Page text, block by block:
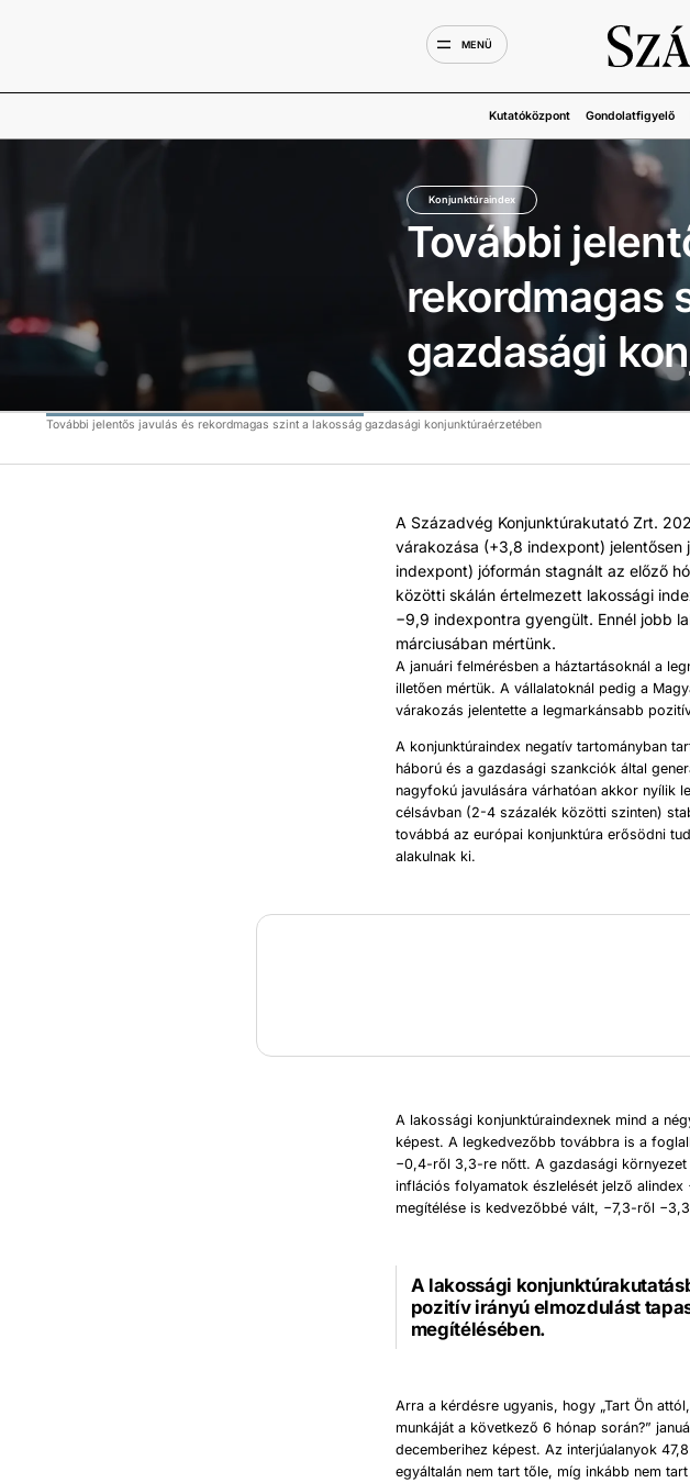
MENÜ
Kutatóközpont Gondolatfigyelő
Konjunktúraindex
További
rekordmagas
gazdasági
További jelentős javulás és rekordmagas szint a lakosság gazdasági konjunktúraérzetében
A Századvég Konjunktúrakutató Zrt.
várakozása (+3,8 indexpont)
indexpont) jóformán stagnált az előző
közötti skálán értelmezett lakossági
−9,9 indexpontra gyengült. Ennél jobb
márciusában mértünk.
A januári felmérésben a háztartásoknál a
illetően mértük. A vállalatoknál pedig a
várakozás jelentette a legmarkánsabb
A konjunktúraindex negatív tartományban
háború és a gazdasági szankciók által
nagyfokú javulására várhatóan akkor nyílik
célsávban (2-4 százalék közötti szinten)
továbbá az európai konjunktúra erősödni
alakulnak ki.
A lakossági konjunktúraindexnek mind a
képest. A legkedvezőbb továbbra is a
−0,4-ről 3,3-re nőtt. A gazdasági környezet
inflációs folyamatok észlelését jelző
megítélése is kedvezőbbé vált, −7,3-ről
A lakossági
pozitív irányú elmozdulást
megítélésében.
Arra a kérdésre ugyanis, hogy „Tart Ön
munkáját a következő 6 hónap során?”
decemberihez képest. Az interjúalanyok
egyáltalán nem tart tőle, míg inkább nem